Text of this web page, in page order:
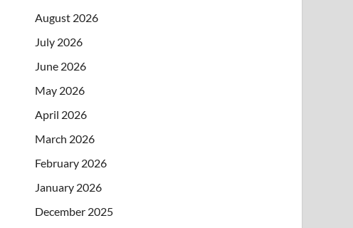
August 2026
July 2026
June 2026
May 2026
April 2026
March 2026
February 2026
January 2026
December 2025